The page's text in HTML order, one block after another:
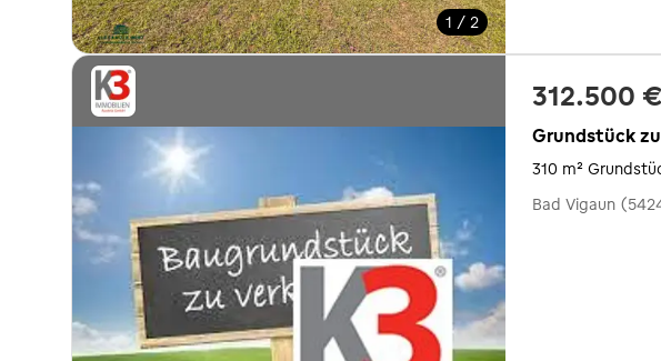
1 / 2
312.500 €
Grundstück
310 m²
Bad Vigaun